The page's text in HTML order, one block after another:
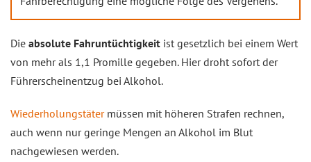
Die absolute Fahruntüchtigkeit ist gesetzlich bei einem Wert
von mehr als 1,1 Promille gegeben. Hier droht sofort der
Führerscheinentzug bei Alkohol.
Wiederholungstätermüssen mit höheren Strafen rechnen,
auch wenn nur geringe Mengen an Alkohol im Blut
nachgewiesen werden.